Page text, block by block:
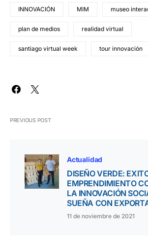
INNOVACIÓN MIM museo
plan de medios realidad virtual
santiago virtual week tour innovación
PREVIOUS POST
Actualidad
DISEÑO VERDE:
EMPRENDIMIENTO
LA INNOVACIÓN
SUEÑA CON
11 de noviembre de 2021